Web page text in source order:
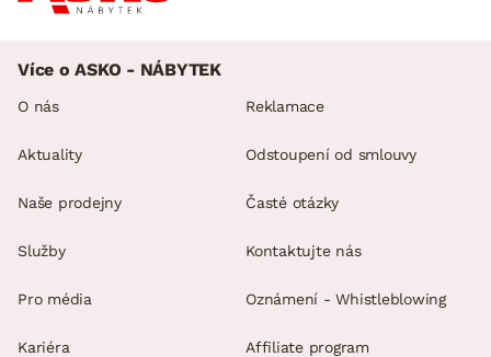
Více o ASKO - NÁBYTEK
O nás
Aktuality
Naše prodejny
Služby
Pro média
Kariéra
Reklamace
Odstoupení od smlouvy
Časté otázky
Kontaktujte nás
Oznámení - Whistleblowing
Affiliate program